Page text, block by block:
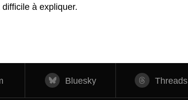
à expliquer.
Bluesky Threads